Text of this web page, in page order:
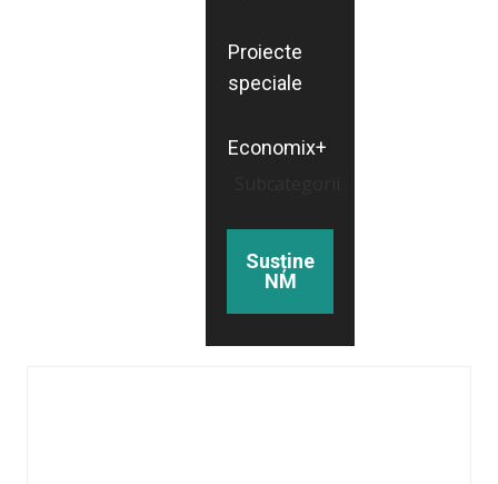
Proiecte
speciale
Economix+
Susține
NM